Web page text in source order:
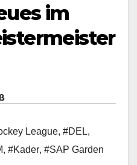
im
League, #DEL,
, #Kader, #SAP Garden